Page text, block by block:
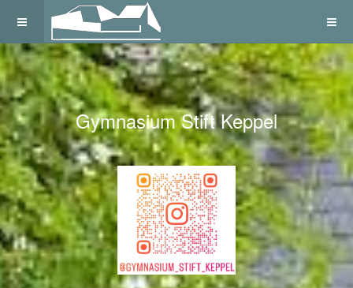
Gymnasium Stift Keppel